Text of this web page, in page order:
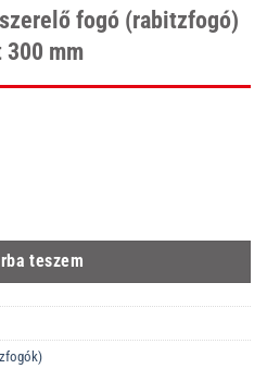
fogó (rabitzfogó)
mm
(rabitzfogó) feketére foszfátozott 300
teszem